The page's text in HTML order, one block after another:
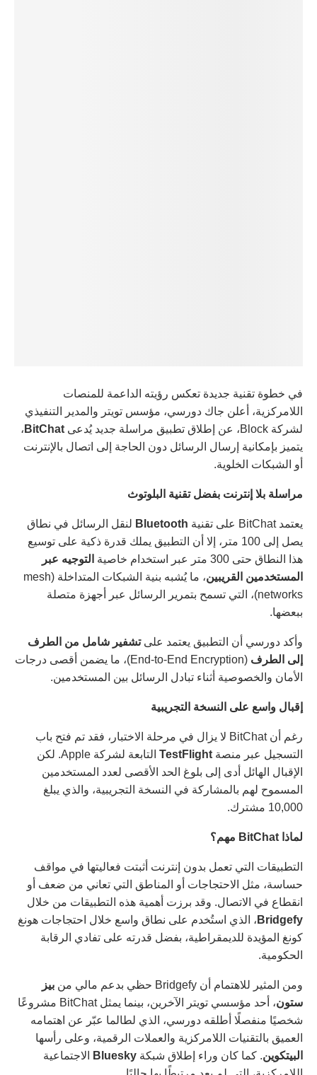
في خطوة تقنية جديدة تعكس رؤيته الداعمة للمنصات
اللامركزية، أعلن جاك دورسي، مؤسس تويتر والمدير التنفيذي
لشركة Block، عن إطلاق تطبيق مراسلة جديد يُدعى
BitChat ،
يتميز بإمكانية إرسال الرسائل دون الحاجة إلى اتصال بالإنترنت
أو الشبكات الخلوية.
مراسلة بلا إنترنت بفضل تقنية البلوتوث
يعتمد BitChat على تقنية Bluetooth لنقل الرسائل في نطاق
يصل إلى 100 متر، إلا أن التطبيق يملك قدرة ذكية على توسيع
هذا النطاق حتى 300 متر عبر استخدام خاصية
التوجيه عبر
المستخدمين القريبين
، ما يُشبه بنية الشبكات المتداخلة (mesh
networks)، التي تسمح بتمرير الرسائل عبر أجهزة متصلة
ببعضها.
وأكد دورسي أن التطبيق يعتمد علىتشفير شامل من الطرف
إلى الطرف
(End-to-End Encryption)، ما يضمن أقصى درجات
الأمان والخصوصية أثناء تبادل الرسائل بين المستخدمين.
إقبال واسع على النسخة التجريبية
رغم أن BitChat لا يزال في مرحلة الاختبار، فقد تم فتح باب
التسجيل عبر منصة TestFlight
التابعة لشركة Apple. لكن
الإقبال الهائل أدى إلى بلوغ الحد الأقصى لعدد المستخدمين
المسموح لهم بالمشاركة في النسخة التجريبية، والذي يبلغ
10,000 مشترك.
لماذا BitChat مهم؟
التطبيقات التي تعمل بدون إنترنت أثبتت فعاليتها في مواقف
حساسة، مثل الاحتجاجات أو المناطق التي تعاني من ضعف أو
انقطاع في الاتصال. وقد برزت أهمية هذه التطبيقات من خلال
Bridgefy ، الذي استُخدم على نطاق واسع خلال احتجاجات هونغ
كونغ المؤيدة للديمقراطية، بفضل قدرته على تفادي الرقابة
الحكومية.
ومن المثير للاهتمام أن Bridgefy حظي بدعم مالي من
بيز
ستون
، أحد مؤسسي تويتر الآخرين، بينما يمثل BitChat مشروعًا
شخصيًا منفصلًا أطلقه دورسي، الذي لطالما عبّر عن اهتمامه
العميق بالتقنيات اللامركزية والعملات الرقمية، وعلى رأسها
البيتكوين. كما كان وراء إطلاق شبكة Bluesky
الاجتماعية